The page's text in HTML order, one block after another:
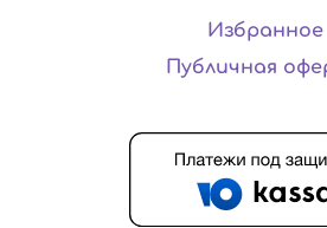
Избранное
Публичная